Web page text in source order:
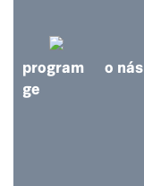
program o nás
ge